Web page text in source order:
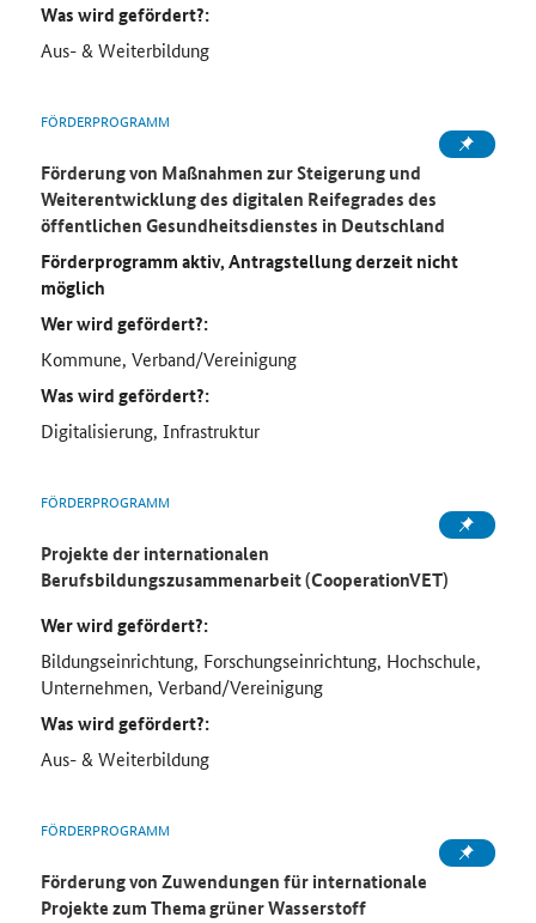
Was wird gefördert?:
Aus- & Weiterbildung
FÖRDERPROGRAMM
Förderung von Maßnahmen zur Steigerung und
Weiterentwicklung des digitalen Reifegrades des
öffentlichen Gesundheitsdienstes in Deutschland
Förderprogramm aktiv, Antragstellung derzeit nicht
möglich
Wer wird gefördert?:
Kommune, Verband/Vereinigung
Was wird gefördert?:
Digitalisierung, Infrastruktur
FÖRDERPROGRAMM
Projekte der internationalen
Berufsbildungszusammenarbeit (CooperationVET)
Wer wird gefördert?:
Bildungseinrichtung, Forschungseinrichtung, Hochschule,
Unternehmen, Verband/Vereinigung
Was wird gefördert?:
Aus- & Weiterbildung
FÖRDERPROGRAMM
Förderung von Zuwendungen für internationale
Projekte zum Thema grüner Wasserstoff